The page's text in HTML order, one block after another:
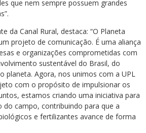
que nem sempre possuem grandes
da Canal Rural, destaca: “O Planeta
projeto de comunicação. É uma aliança
e organizações comprometidas com
sustentável do Brasil, do
planeta. Agora, nos unimos com a UPL
com o propósito de impulsionar os
estamos criando uma iniciativa para
do campo, contribuindo para que a
e fertilizantes avance de forma